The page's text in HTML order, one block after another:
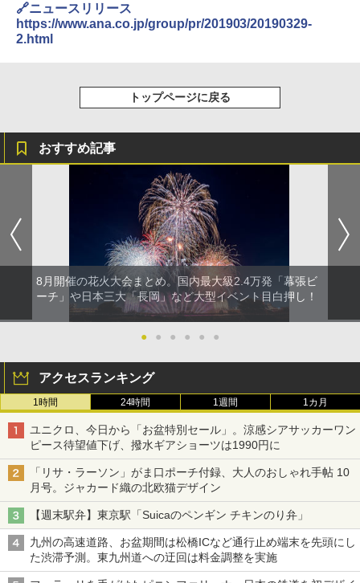
🔗ニュースリリース
https://www.ana.co.jp/group/pr/201903/20190329-
2.html
トップページに戻る
おすすめ記事
8月開催の花火大会まとめ。国内最大級2.4万発「幕張ビ
ーチ」や日本三大「長岡」など大型イベント目白押し！
● ● ● ● ● ●
アクセスランキング
1時間 24時間 1週間 1カ月
ユニクロ、今日から「お盆特別セール」。涼感シアサッカーワン
ピース待望値下げ、撥水ギアショーツは1990円に
「リサ・ラーソン」がま口ポーチ付録、大人のおしゃれ手帖 10
月号。ジャカード織の北欧猫デザイン
【週末駅弁】東京駅「Suicaのペンギン チキンのり弁」
九州の高速道路、お盆期間は松橋ICなど通行止め端末を先頭にし
た渋滞予測。東九州道への迂回は料金調整を実施